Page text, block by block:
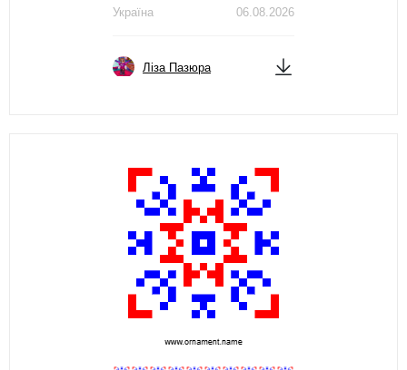
06.08.2026
Україна
Ліза Пазюра